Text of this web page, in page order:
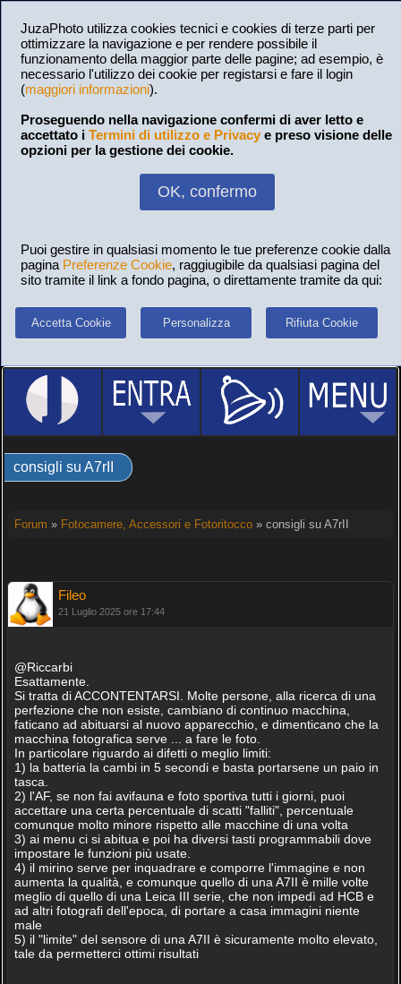
JuzaPhoto utilizza cookies tecnici e cookies di terze parti per
ottimizzare la navigazione e per rendere possibile il
funzionamento della maggior parte delle pagine; ad esempio, è
necessario l'utilizzo dei cookie per registarsi e fare il login
(maggiori informazioni).
Proseguendo nella navigazione confermi di aver letto e
accettato i Termini di utilizzo e Privacy e preso visione delle
opzioni per la gestione dei cookie.
OK, confermo
Puoi gestire in qualsiasi momento le tue preferenze cookie dalla
pagina Preferenze Cookie, raggiugibile da qualsiasi pagina del
sito tramite il link a fondo pagina, o direttamente tramite da qui:
Accetta Cookie Personalizza Rifiuta Cookie
consigli su A7rII
Forum » Fotocamere, Accessori e Fotoritocco» consigli su A7rII
Fileo
21 Luglio 2025 ore 17:44
@Riccarbi
Esattamente.
Si tratta di ACCONTENTARSI. Molte persone, alla ricerca di una
perfezione che non esiste, cambiano di continuo macchina,
faticano ad abituarsi al nuovo apparecchio, e dimenticano che la
macchina fotografica serve ... a fare le foto.
In particolare riguardo ai difetti o meglio limiti:
1) la batteria la cambi in 5 secondi e basta portarsene un paio in
tasca.
2) l'AF, se non fai avifauna e foto sportiva tutti i giorni, puoi
accettare una certa percentuale di scatti "falliti", percentuale
comunque molto minore rispetto alle macchine di una volta
3) ai menu ci si abitua e poi ha diversi tasti programmabili dove
impostare le funzioni più usate.
4) il mirino serve per inquadrare e comporre l'immagine e non
aumenta la qualità, e comunque quello di una A7II è mille volte
meglio di quello di una Leica III serie, che non impedì ad HCB e
ad altri fotografi dell'epoca, di portare a casa immagini niente
male
5) il "limite" del sensore di una A7II è sicuramente molto elevato,
tale da permetterci ottimi risultati